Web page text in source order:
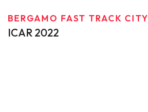
BERGAMO FAST TRACK CITY
ICAR 2022